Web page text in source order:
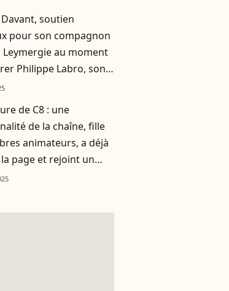
soutien
pour son compagnon
Leymergie au moment
Philippe Labro, son
de C8 : une
de la chaîne, fille
animateurs, a déjà
page et rejoint un